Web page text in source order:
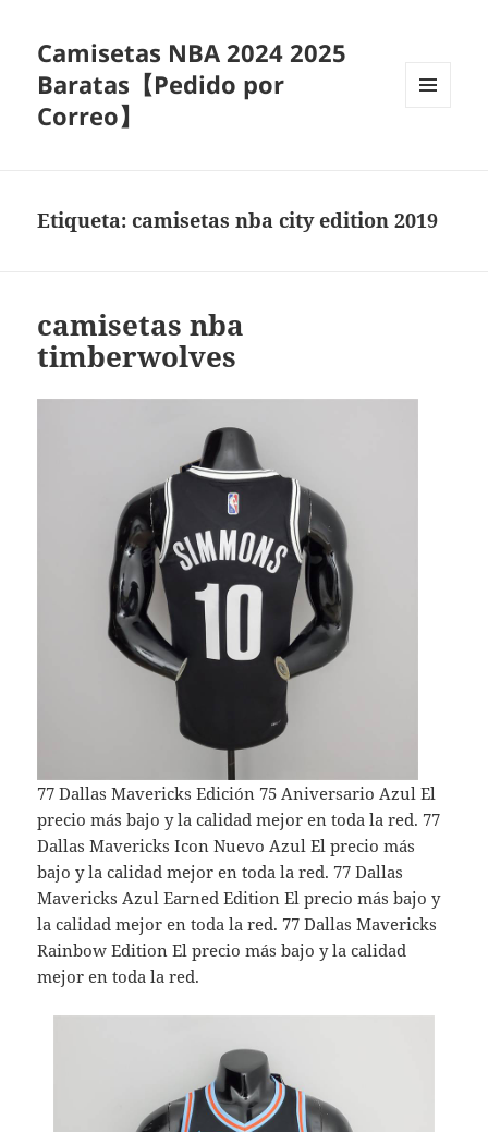
Camisetas NBA 2024 2025
Baratas【Pedido por
Correo】
Etiqueta:camisetas nba city edition 2019
camisetas nba
timberwolves
77 Dallas Mavericks Edición 75 Aniversario Azul El
precio más bajo y la calidad mejor en toda la red. 77
Dallas Mavericks Icon Nuevo Azul El precio más
bajo y la calidad mejor en toda la red. 77 Dallas
Mavericks Azul Earned Edition El precio más bajo y
la calidad mejor en toda la red. 77 Dallas Mavericks
Rainbow Edition El precio más bajo y la calidad
mejor en toda la red.